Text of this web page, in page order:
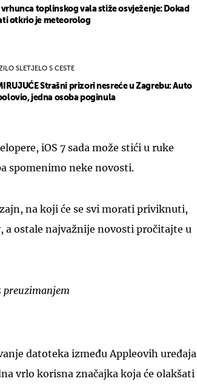
vrhunca toplinskog vala stiže osvježenje: Dokad
otkrio je meteorolog
SLETJELO S CESTE
Strašni prizori nesreće u Zagrebu: Auto
jedna osoba poginula
iOS 7 sada može stići u ruke
spomenimo neke novosti.
na koji će se svi morati priviknuti,
ostale najvažnije novosti pročitajte u
preuzimanjem
datoteka između Appleovih uređaja
vrlo korisna značajka koja će olakšati